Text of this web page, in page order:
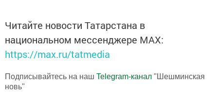
Читайте новости Татарстана в
национальном мессенджере MАХ:
https://max.ru/tatmedia
Подписывайтесь на наш Telegram-канал "Шешминская
новь"